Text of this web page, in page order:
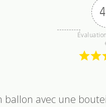
ballon avec une